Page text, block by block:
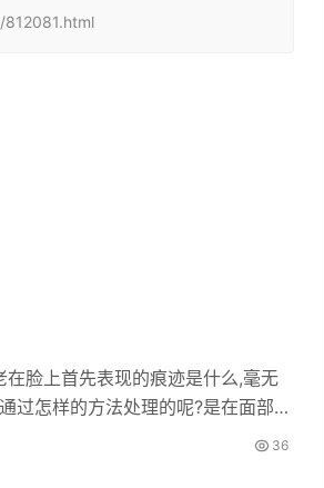
812081.html
脸上首先表现的痕迹是什么,毫无
过怎样的方法处理的呢?是在面部
36